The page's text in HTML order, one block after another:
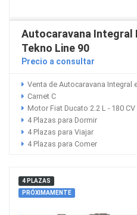
Autocaravana Integral
Tekno Line 90
Precio a consultar
Venta de Autocaravana Integral
Carnet C
Motor Fiat Ducato 2.2 L - 180
4 Plazas para Dormir
4 Plazas para Viajar
4 Plazas para Comer
4 PLAZAS
PRÓXIMAMENTE